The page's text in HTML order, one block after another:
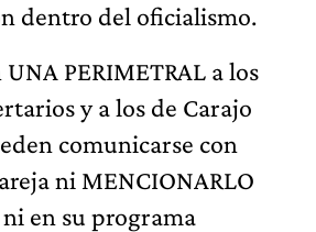
dentro del oficialismo.
PERIMETRAL a los
y a los de Carajo
comunicarse con
ni MENCIONARLO
ni en su programa